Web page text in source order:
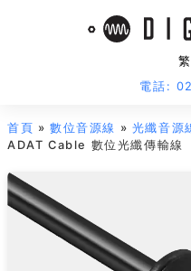
電話:
首頁 »數位音源線 » 光纖音源
ADAT Cable 數位光纖傳輸線